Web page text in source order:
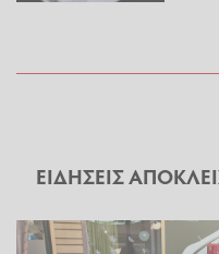
ΕΙΔΗΣΕΙΣ